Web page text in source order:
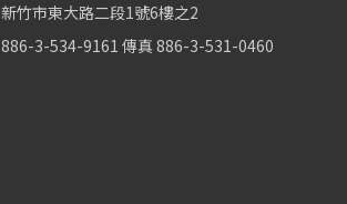
新竹市東大路二段1號6樓之2
886-3-534-9161 傳真 886-3-531-0460